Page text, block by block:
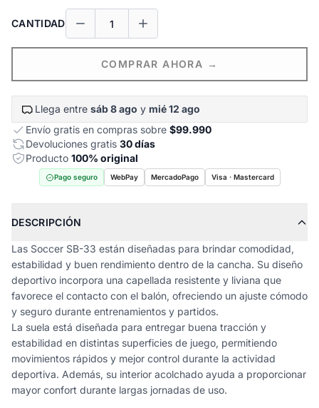
CANTIDAD
COMPRAR AHORA →
Llega entre sáb 8 ago y mié 12 ago
Envío gratis en compras sobre $99.990
Devoluciones gratis 30 días
Producto 100% original
Pago seguro WebPay MercadoPago Visa · Mastercard
DESCRIPCIÓN
Las Soccer SB-33 están diseñadas para brindar comodidad,
estabilidad y buen rendimiento dentro de la cancha. Su diseño
deportivo incorpora una capellada resistente y liviana que
favorece el contacto con el balón, ofreciendo un ajuste cómodo
y seguro durante entrenamientos y partidos.
La suela está diseñada para entregar buena tracción y
estabilidad en distintas superficies de juego, permitiendo
movimientos rápidos y mejor control durante la actividad
deportiva. Además, su interior acolchado ayuda a proporcionar
mayor confort durante largas jornadas de uso.